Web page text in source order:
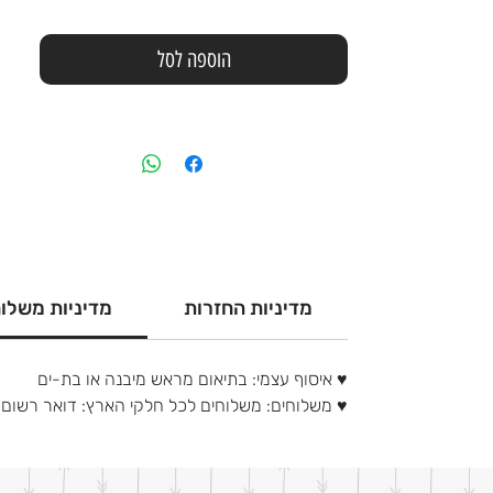
הוספה לסל
מדיניות מדיניות החזרות
♥ איסוף עצמי: בתיאום מראש מיבנה או בת-ים
♥ משלוחים: משלוחים לכל חלקי הארץ: דואר רשום 20 ש"ח, דואר אקספרס 50